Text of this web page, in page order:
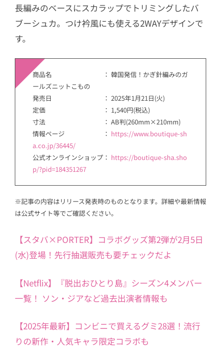
長編みのベースにスカラップでトリミングしたバ
ブーシュカ。つけ衿風にも使える2WAYデザインで
す。
商品名 ： 韓国発信！かぎ針編みのガ
ールズニットこもの
発売日 ： 2025年1月21日(火)
定価 ： 1,540円(税込)
寸法 ： AB判(260mm×210mm)
情報ページ ： https://www.boutique-sh
a.co.jp/36445/
公式オンラインショップ： https://boutique-sha.sho
p/?pid=184351267
※記事の内容はリリース発表時のものとなります。詳細や最新情報
は公式サイト等でご確認ください。
【スタバ×PORTER】コラボグッズ第2弾が2月5日
(水)登場！先行抽選販売も要チェックだよ
【Netflix】『脱出おひとり島』シーズン4メンバー
一覧！ ソン・ジアなど過去出演者情報も
【2025年最新】コンビニで買えるグミ28選！流行
りの新作・人気キャラ限定コラボも